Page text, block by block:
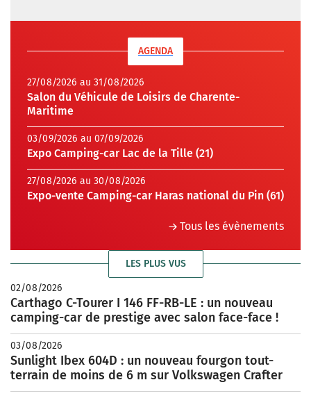
AGENDA
27/08/2026 au 31/08/2026
Salon du Véhicule de Loisirs de Charente-
Maritime
03/09/2026 au 07/09/2026
Expo Camping-car Lac de la Tille (21)
27/08/2026 au 30/08/2026
Expo-vente Camping-car Haras national du Pin (61)
Tous les évènements
LES PLUS VUS
02/08/2026
Carthago C-Tourer I 146 FF-RB-LE : un nouveau
camping-car de prestige avec salon face-face !
03/08/2026
Sunlight Ibex 604D : un nouveau fourgon tout-
terrain de moins de 6 m sur Volkswagen Crafter